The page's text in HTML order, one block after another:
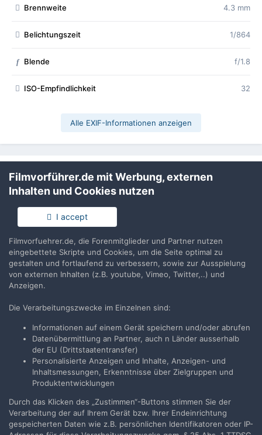
Brennweite 4.3 mm
Belichtungszeit 1/864
f Blende f/1.8
ISO-Empfindlichkeit 32
Alle EXIF-Informationen anzeigen
Teilen Folgen
Keine Kommentare vorhanden
Erstelle ein Benutzerkonto oder melde Dich
an, um zu kommentieren
Du musst ein Benutzerkonto haben, um einen Kommentar
Benutzerkonto erstellen
Neues Benutzerkonto für unsere Community erstellen. Es
ist einfach!
Neues Benutzerkonto erstellen
Anmelden
Du hast bereits ein Benutzerkonto? Melde Dich hier an.
Filmvorführer.de mit Werbung, externen
Inhalten und Cookies nutzen
I accept
Filmvorfuehrer.de, die Forenmitglieder und Partner nutzen
eingebettete Skripte und Cookies, um die Seite optimal zu
gestalten und fortlaufend zu verbessern, sowie zur Ausspielung
von externen Inhalten (z.B. youtube, Vimeo, Twitter,..) und
Anzeigen.
Die Verarbeitungszwecke im Einzelnen sind:
Informationen auf einem Gerät speichern und/oder abrufen
Datenübermittlung an Partner, auch n Länder ausserhalb
der EU (Drittstaatentransfer)
Personalisierte Anzeigen und Inhalte, Anzeigen- und
Inhaltsmessungen, Erkenntnisse über Zielgruppen und
Produktentwicklungen
Durch das Klicken des „Zustimmen“-Buttons stimmen Sie der
Verarbeitung der auf Ihrem Gerät bzw. Ihrer Endeinrichtung
gespeicherten Daten wie z.B. persönlichen Identifikatoren oder IP-